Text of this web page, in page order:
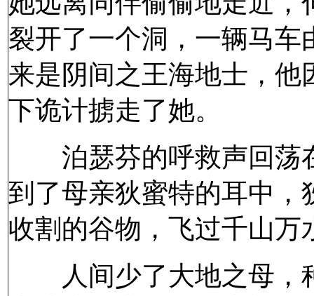
裂开了一个洞，一辆马
来是阴间之王海地士，
下诡计掳走了她。
泊瑟芬的呼救声回荡
到了母亲狄蜜特的耳中
收割的谷物，飞过千山万
人间少了大地之母，